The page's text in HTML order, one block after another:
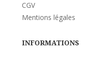
CGV
Mentions légales
INFORMATIONS